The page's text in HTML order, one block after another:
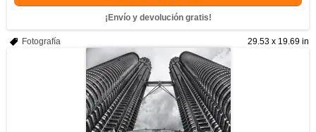
¡Envío y devolución gratis!
29.53 x 19.69 in
Fotografía